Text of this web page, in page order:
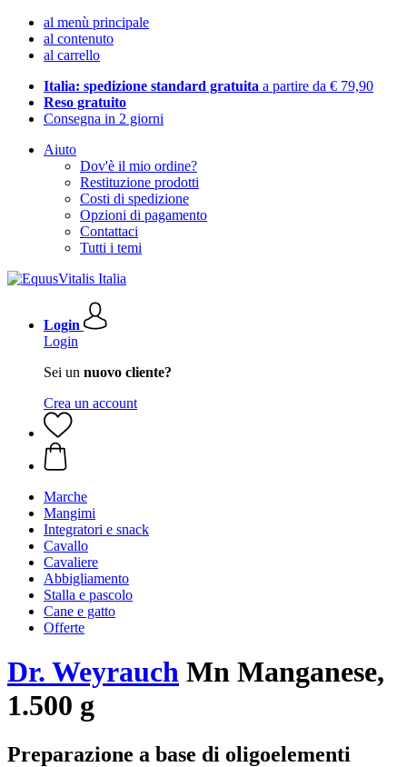
al menù principale
al contenuto
al carrello
Italia: spedizione standard gratuita a partire da € 79,90
Reso gratuito
Consegna in 2 giorni
Aiuto
Dov'è il mio ordine?
Restituzione prodotti
Costi di spedizione
Opzioni di pagamento
Contattaci
Tutti i temi
Login
Login
Sei un nuovo cliente?
Crea un account
Marche
Mangimi
Integratori e snack
Cavallo
Cavaliere
Abbigliamento
Stalla e pascolo
Cane e gatto
Offerte
Dr. Weyrauch Mn Manganese,
1.500 g
Preparazione a base di oligoelementi